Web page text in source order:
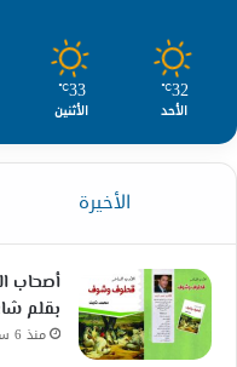
32
℃
الأحد
33
℃
الأثنين
الأخيرة
أصحاب
بقلم
منذ 6 ساعات